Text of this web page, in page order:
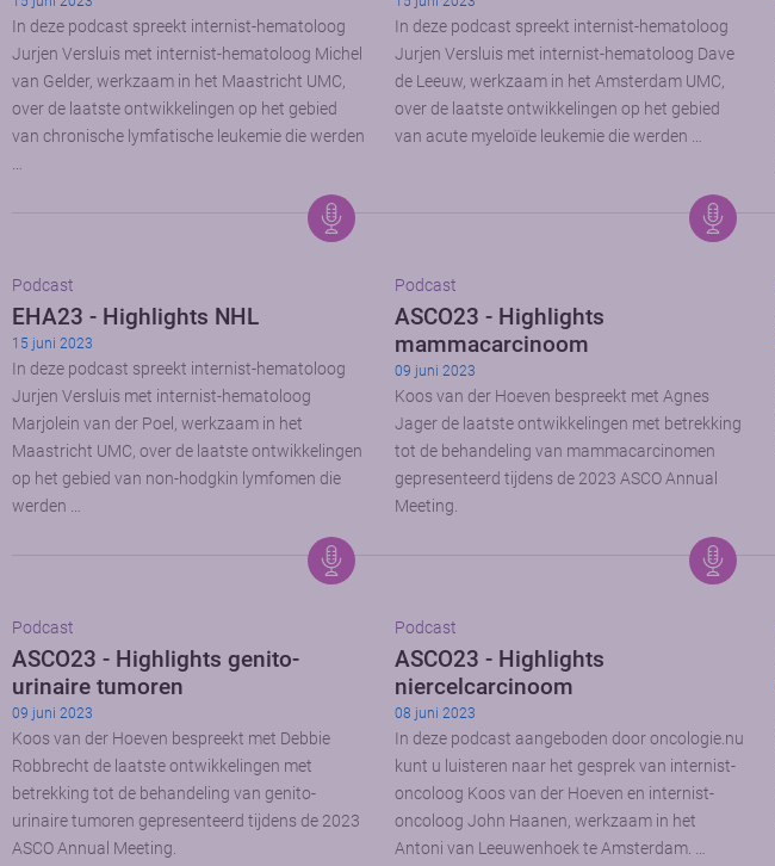
In deze podcast spreekt internist-hematoloog
Jurjen Versluis met internist-hematoloog Michel
van Gelder, werkzaam in het Maastricht UMC,
over de laatste ontwikkelingen op het gebied
van chronische lymfatische leukemie die werden
…
In deze podcast spreekt internist-hematoloog
Jurjen Versluis met internist-hematoloog Dave
de Leeuw, werkzaam in het Amsterdam UMC,
over de laatste ontwikkelingen op het gebied
van acute myeloïde leukemie die werden …
Podcast
EHA23 - Highlights NHL
15 juni 2023
In deze podcast spreekt internist-hematoloog
Jurjen Versluis met internist-hematoloog
Marjolein van der Poel, werkzaam in het
Maastricht UMC, over de laatste ontwikkelingen
op het gebied van non-hodgkin lymfomen die
werden …
Podcast
ASCO23 - Highlights
mammacarcinoom
09 juni 2023
Koos van der Hoeven bespreekt met Agnes
Jager de laatste ontwikkelingen met betrekking
tot de behandeling van mammacarcinomen
gepresenteerd tijdens de 2023 ASCO Annual
Meeting.
Podcast
ASCO23 - Highlights genito-
urinaire tumoren
09 juni 2023
Koos van der Hoeven bespreekt met Debbie
Robbrecht de laatste ontwikkelingen met
betrekking tot de behandeling van genito-
urinaire tumoren gepresenteerd tijdens de 2023
ASCO Annual Meeting.
Podcast
ASCO23 - Highlights
niercelcarcinoom
08 juni 2023
In deze podcast aangeboden door oncologie.nu
kunt u luisteren naar het gesprek van internist-
oncoloog Koos van der Hoeven en internist-
oncoloog John Haanen, werkzaam in het
Antoni van Leeuwenhoek te Amsterdam. …